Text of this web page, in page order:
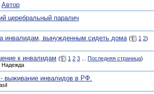
Автор
церебральный паралич
инвалидам, вынужденным сидеть дома ( 1 2)
к инвалидам ( 1 2 3 Последняя страница)
Надежда
- выживание инвалидов в РФ.